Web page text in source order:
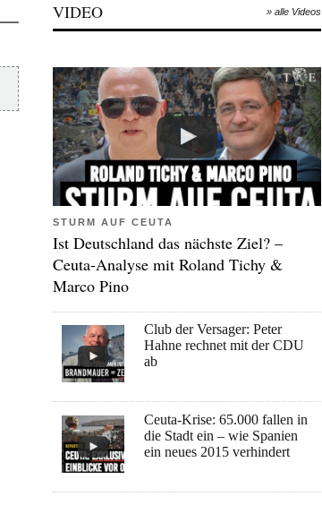
VIDEO » alle Videos
STURM AUF CEUTA
Ist Deutschland das nächste Ziel? –
Ceuta-Analyse mit Roland Tichy &
Marco Pino
Club der Versager: Peter
Hahne rechnet mit der CDU
ab
Ceuta-Krise: 65.000 fallen in
die Stadt ein – wie Spanien
ein neues 2015 verhindert